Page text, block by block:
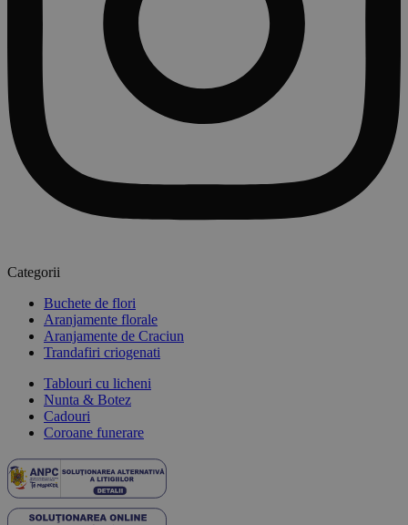
Categorii
Buchete de flori
Aranjamente florale
Aranjamente de Craciun
Trandafiri criogenati
Tablouri cu licheni
Nunta & Botez
Cadouri
Coroane funerare